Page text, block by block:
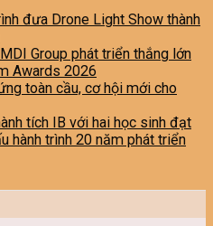
đưa Drone Light Show thành
Group phát triển thắng lớn
Awards 2026
toàn cầu, cơ hội mới cho
tích IB với hai học sinh đạt
hành trình 20 năm phát triển